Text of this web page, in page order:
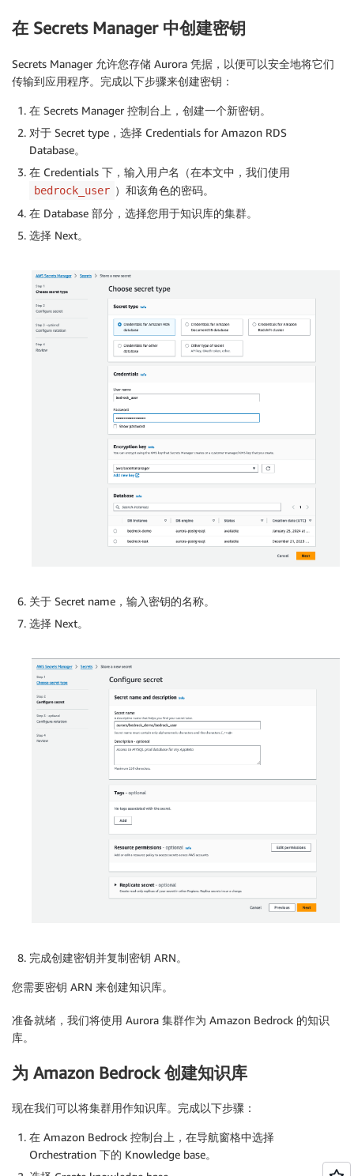
在 Secrets Manager 中创建密钥
Secrets Manager 允许您存储 Aurora 凭据，以便可以安全地将它们
传输到应用程序。完成以下步骤来创建密钥：
在 Secrets Manager 控制台上，创建一个新密钥。
对于 Secret type，选择 Credentials for Amazon RDS
Database。
在 Credentials 下，输入用户名（在本文中，我们使用
bedrock_user ）和该角色的密码。
在 Database 部分，选择您用于知识库的集群。
选择 Next。
关于 Secret name，输入密钥的名称。
选择 Next。
完成创建密钥并复制密钥 ARN。
您需要密钥 ARN 来创建知识库。
准备就绪，我们将使用 Aurora 集群作为 Amazon Bedrock 的知识
库。
为 Amazon Bedrock 创建知识库
现在我们可以将集群用作知识库。完成以下步骤：
在 Amazon Bedrock 控制台上，在导航窗格中选择
Orchestration 下的 Knowledge base。